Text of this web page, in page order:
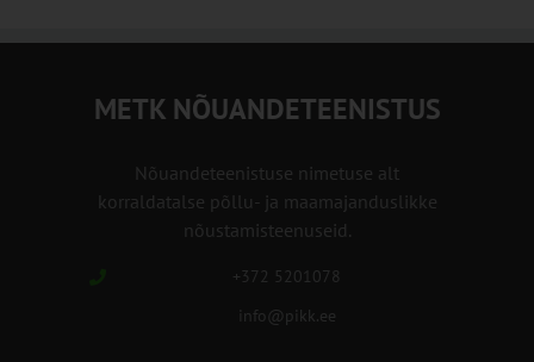
METK NÕUANDETEENISTUS
Nõuandeteenistuse nimetuse alt
korraldatalse põllu- ja maamajanduslikke
nõustamisteenuseid.
+372 5201078
info@pikk.ee